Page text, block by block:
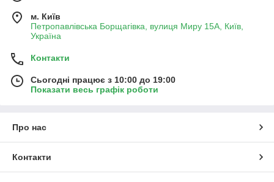
м. Київ
Петропавлівська Борщагівка, вулиця Миру 15А, Київ,
Україна
Контакти
Сьогодні працює з 10:00 до 19:00
Показати весь графік роботи
Про нас
Контакти